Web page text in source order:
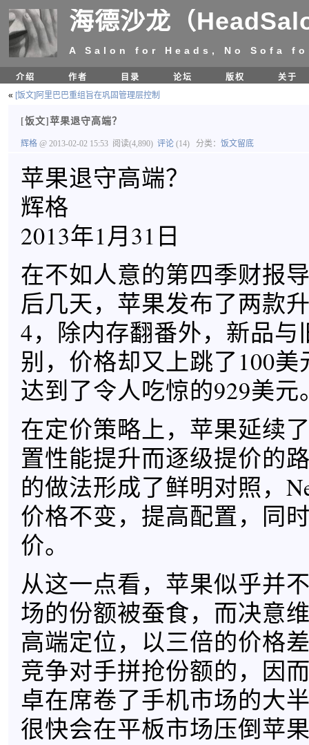
海德沙龙（
A Salon for Heads, No Sofa
介绍 作者 目录 论坛 版权
关于
« [饭文]阿里巴巴重组旨在巩固管理层控制
[饭文]苹果退守高端？
辉格 @ 2013-02-02 15:53 阅读(4,890) 评论 (14) 分类： 饭文留底
苹果退守高端？
辉格
2013年1月31日
在不如人意的第四季财报
后几天，苹果发布了两款
4，除内存翻番外，新品与
别，价格却又上跳了100
达到了令人吃惊的929美元
在定价策略上，苹果延续
置性能提升而逐级提价的
的做法形成了鲜明对照，
价格不变，提高配置，同
价。
从这一点看，苹果似乎并
场的份额被蚕食，而决意
高端定位，以三倍的价格
竞争对手拼抢份额的，因
卓在席卷了手机市场的大
很快会在平板市场压倒苹